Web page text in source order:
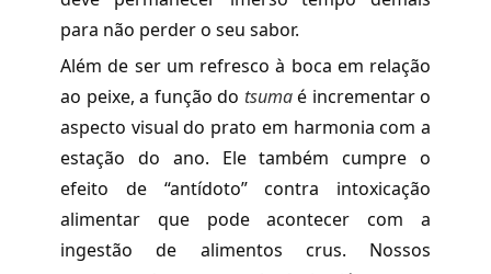
para não perder o seu sabor.
Além de ser um refresco à boca em relação
ao peixe, a função do tsumaé incrementar o
aspecto visual do prato em harmonia com a
estação do ano. Ele também cumpre o
efeito de “antídoto” contra intoxicação
alimentar que pode acontecer com a
ingestão de alimentos crus. Nossos